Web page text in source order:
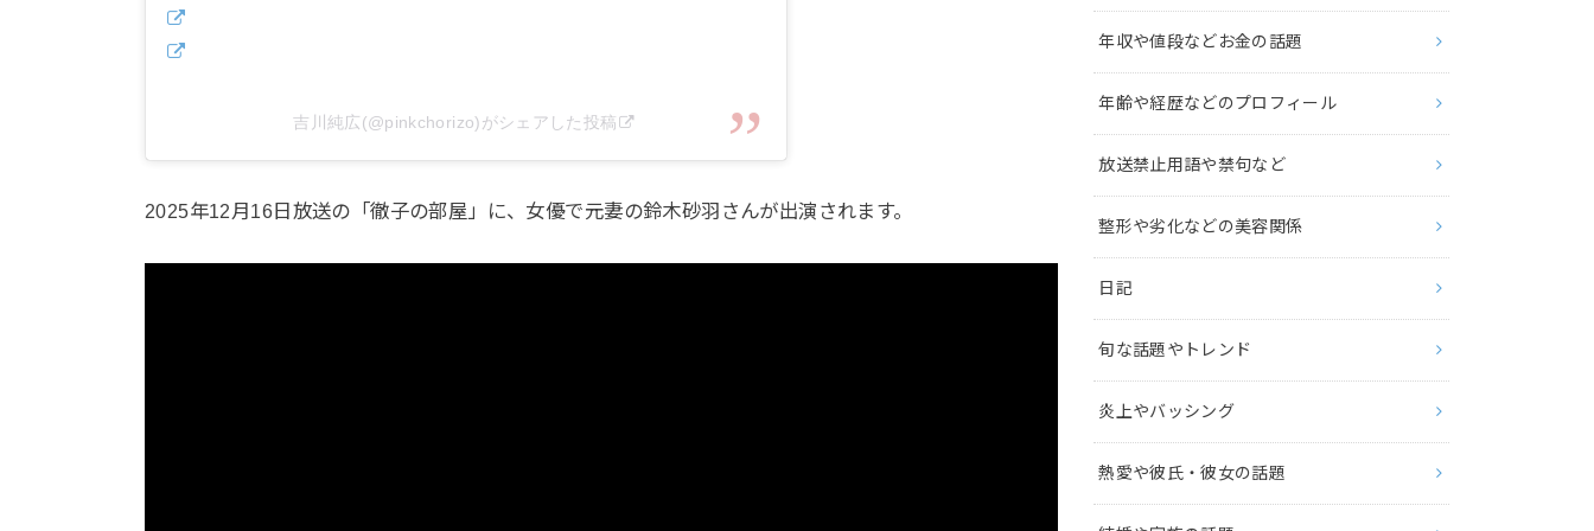
吉川純広(@pinkchorizo)がシェアした投稿
2025年12月16日放送の「徹子の部屋」に、女優で元妻の鈴木砂羽さんが出演されます。
年収や値段などお金の話題
年齢や経歴などのプロフィール
放送禁止用語や禁句など
整形や劣化などの美容関係
日記
旬な話題やトレンド
炎上やバッシング
熱愛や彼氏・彼女の話題